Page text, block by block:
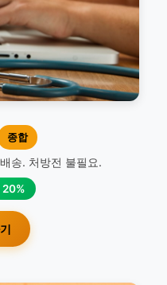
종합
송. 처방전 불필요.
20%